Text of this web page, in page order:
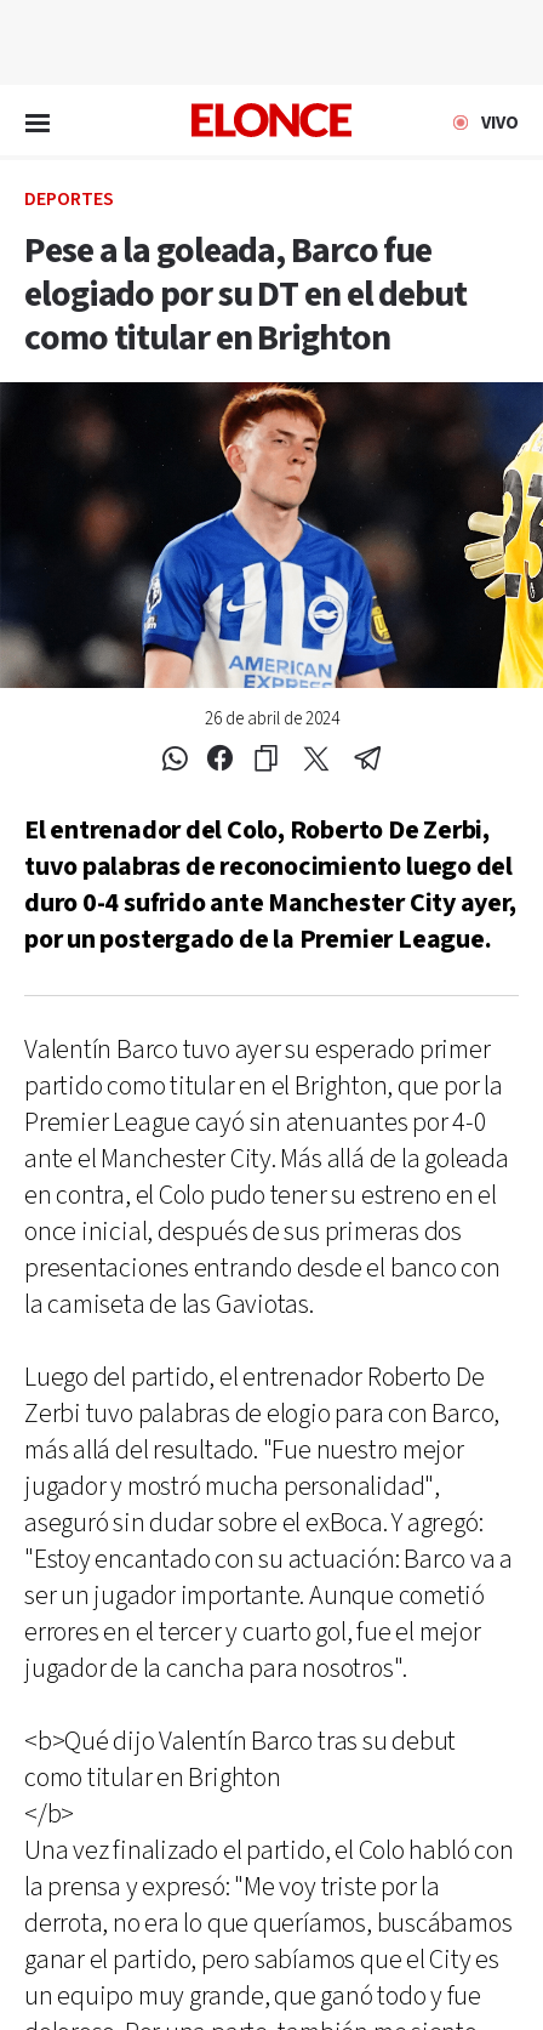
VIVO
DEPORTES
Pese a la goleada, Barco fue
elogiado por su DT en el debut
como titular en Brighton
26 de abril de 2024
El entrenador del Colo, Roberto De Zerbi,
tuvo palabras de reconocimiento luego del
duro 0-4 sufrido ante Manchester City ayer,
por un postergado de la Premier League.
Valentín Barco tuvo ayer su esperado primer
partido como titular en el Brighton, que por la
Premier League cayó sin atenuantes por 4-0
ante el Manchester City. Más allá de la goleada
en contra, el Colo pudo tener su estreno en el
once inicial, después de sus primeras dos
presentaciones entrando desde el banco con
la camiseta de las Gaviotas.
Luego del partido, el entrenador Roberto De
Zerbi tuvo palabras de elogio para con Barco,
más allá del resultado. "Fue nuestro mejor
jugador y mostró mucha personalidad",
aseguró sin dudar sobre el exBoca. Y agregó:
"Estoy encantado con su actuación: Barco va a
ser un jugador importante. Aunque cometió
errores en el tercer y cuarto gol, fue el mejor
jugador de la cancha para nosotros".
<b>Qué dijo Valentín Barco tras su debut
como titular en Brighton
</b>
Una vez finalizado el partido, el Colo habló con
la prensa y expresó: "Me voy triste por la
derrota, no era lo que queríamos, buscábamos
ganar el partido, pero sabíamos que el City es
un equipo muy grande, que ganó todo y fue